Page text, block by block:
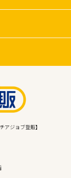
ジョブ登販】